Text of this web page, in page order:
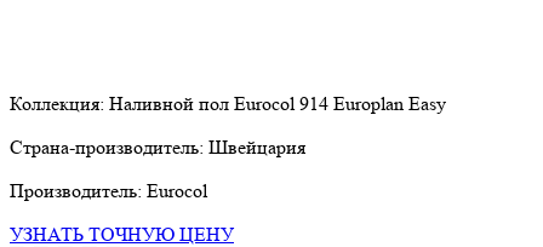
Коллекция: Наливной пол Eurocol 914 Europlan Easy
Страна-производитель: Швейцария
Производитель: Eurocol
УЗНАТЬ ТОЧНУЮ ЦЕНУ